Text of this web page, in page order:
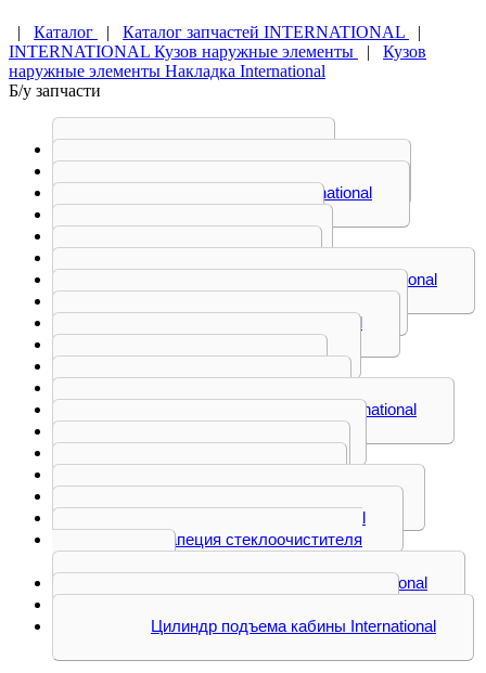
| Каталог | Каталог запчастей INTERNATIONAL
|
INTERNATIONAL Кузов наружные элементы
| Кузов
наружные элементы Накладка International
Б/у запчасти
Воздухозаборник International
Козырек солнцезащитный International
Корпус фильтра International
Насос подъема кабины International
Спойлер кабины International
Трапеция стеклоочистителя
International
Труба воздухозаборника International
Цилиндр подъема кабины International